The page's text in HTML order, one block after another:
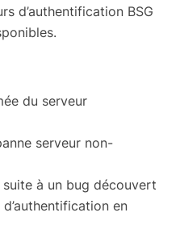
d’authentification BSG
du serveur
serveur non-
suite à un bug découvert
en